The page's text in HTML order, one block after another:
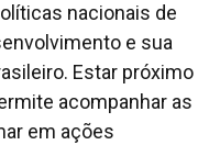
nacionais de
e sua
Estar próximo
acompanhar as
em ações